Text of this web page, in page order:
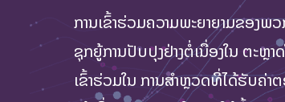
ການເຂົ້າຮ່ວມຄວາມພະຍາຍາມຂອງພ
ຊຸກຍູ້ການປັບປຸງຢ່າງຕໍ່ເນື່ອງໃນ ຕະຫຼ
ເຂົ້າຮ່ວມໃນ ການສໍາຫຼວດທີ່ໄດ້ຮັບຄ່